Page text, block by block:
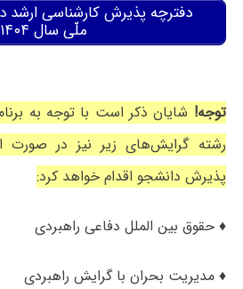
دفترچه پذیرش کارشناسی ارشد
ملّی سال ۱۴۰۴
توجه! شایان ذکر است با توجه به
رشته گرایش‌های زیر نیز در
پذیرش دانشجو اقدام خواهد کرد:
♦ حقوق بین الملل دفاعی راهبردی
♦ مدیریت بحران با گرایش راهبردی